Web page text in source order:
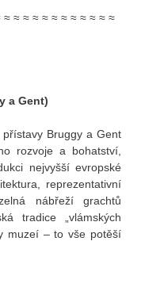
≈ ≈ ≈ ≈ ≈ ≈ ≈ ≈ ≈ ≈ ≈
a Gent)
Bruggy a Gent
rozvoje a bohatství,
nejvyšší evropské
reprezentativní
nábřeží grachtů
tradice „vlámských
muzeí – to vše potěší